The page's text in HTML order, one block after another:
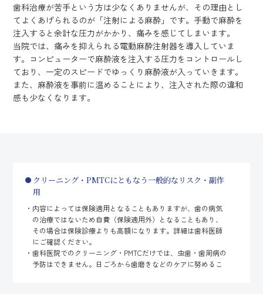
歯科治療が苦手という方は少なくありませんが、その理由とし
てよくあげられるのが「注射による麻酔」です。手動で麻酔を
注入すると余計な圧力がかかり、痛みを感じてしまいます。
当院では、痛みを抑えられる電動麻酔注射器を導入していま
す。コンピューターで麻酔液を注入する圧力をコントロールし
ており、一定のスピードでゆっくり麻酔液が入っていきます。
また、麻酔液を事前に温めることにより、注入された際の違和
感も少なくなります。
クリーニング・PMTCにともなう一般的なリスク・副作
用
内容によっては保険適用となることもありますが、歯の病気
の治療ではないため自費（保険適用外）となることもあり、
その場合は保険診療よりも高額になります。詳細は歯科医師
にご確認ください。
歯科医院でのクリーニング・PMTCだけでは、虫歯・歯周病の
予防はできません。日ごろから歯磨きなどのケアに努めるこ